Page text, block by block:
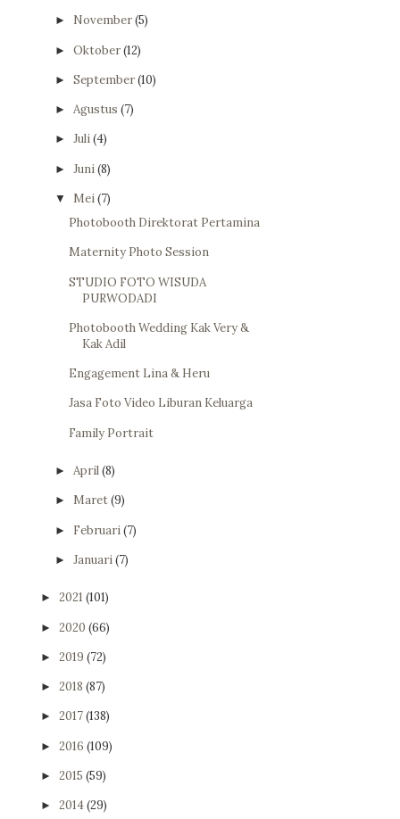
► November(5)
► Oktober(12)
► September(10)
► Agustus (7)
► Juli(4)
► Juni(8)
▼ Mei(7)
Photobooth Direktorat Pertamina
Maternity Photo Session
STUDIO FOTO WISUDA
PURWODADI
Photobooth Wedding Kak Very &
Kak Adil
Engagement Lina & Heru
Jasa Foto Video Liburan Keluarga
Family Portrait
► April(8)
► Maret(9)
► Februari(7)
► Januari(7)
► 2021 (101)
► 2020 (66)
► 2019 (72)
► 2018 (87)
► 2017(138)
► 2016 (109)
► 2015 (59)
► 2014(29)